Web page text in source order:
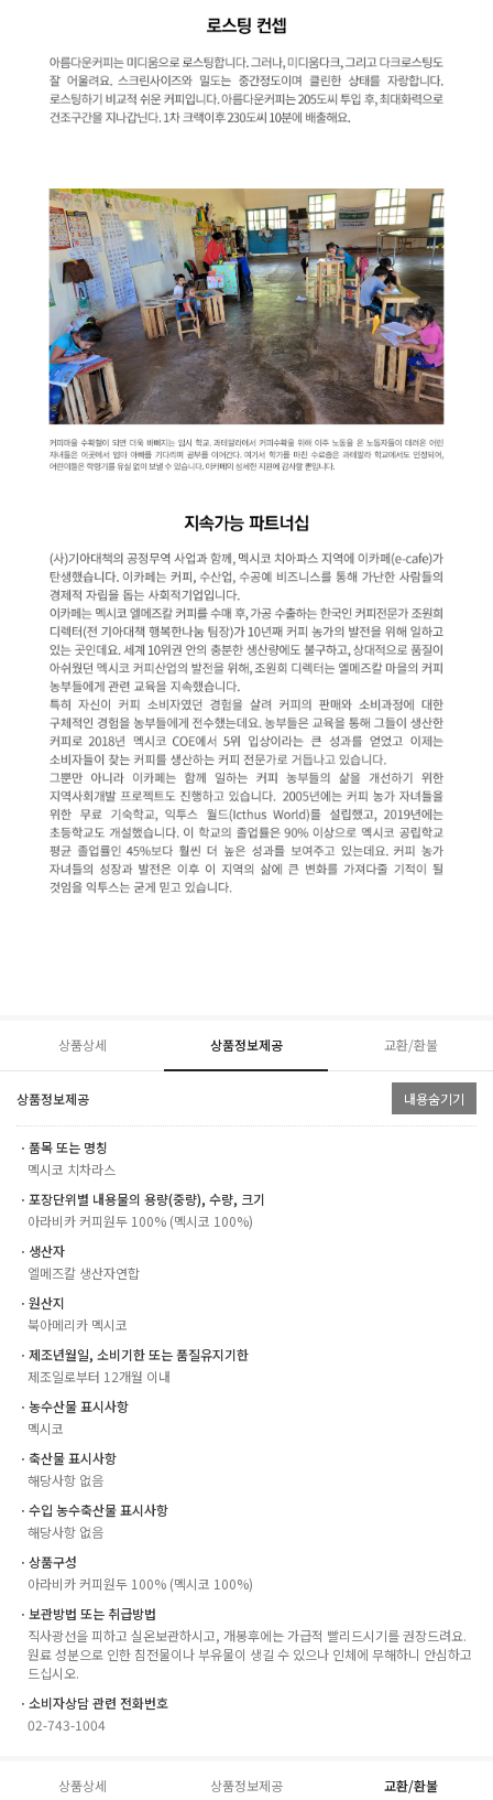
상품상세 상품정보제공 교환/환불
상품정보제공 내용숨기기
ㆍ품목 또는 명칭
멕시코 치차라스
ㆍ포장단위별 내용물의 용량(중량), 수량, 크기
아라비카 커피원두 100% (멕시코 100%)
ㆍ생산자
엘메즈칼 생산자연합
ㆍ원산지
북아메리카 멕시코
ㆍ제조년월일, 소비기한 또는 품질유지기한
제조일로부터 12개월 이내
ㆍ농수산물 표시사항
멕시코
ㆍ축산물 표시사항
해당사항 없음
ㆍ수입 농수축산물 표시사항
해당사항 없음
ㆍ상품구성
아라비카 커피원두 100% (멕시코 100%)
ㆍ보관방법 또는 취급방법
직사광선을 피하고 실온보관하시고, 개봉후에는 가급적 빨리드시기를 권장드려요.
원료 성분으로 인한 침전물이나 부유물이 생길 수 있으나 인체에 무해하니 안심하고
드십시오.
ㆍ소비자상담 관련 전화번호
02-743-1004
상품상세 상품정보제공 교환/환불